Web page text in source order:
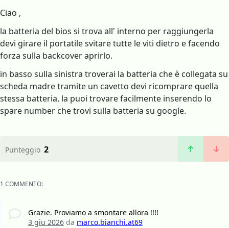
Ciao ,
la batteria del bios si trova all' interno per raggiungerla
devi girare il portatile svitare tutte le viti dietro e facendo
forza sulla backcover aprirlo.
in basso sulla sinistra troverai la batteria che è collegata su
scheda madre tramite un cavetto devi ricomprare quella
stessa batteria, la puoi trovare facilmente inserendo lo
spare number che trovi sulla batteria su google.
Punteggio 2
1 COMMENTO:
Grazie. Proviamo a smontare allora !!!!
3 giu 2026da marco.bianchi.at69